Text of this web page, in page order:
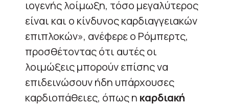
ιογενής λοίμωξη, τόσο μεγαλύτερος
είναι και ο κίνδυνος καρδιαγγειακών
επιπλοκών», ανέφερε ο Ρόμπερτς,
προσθέτοντας ότι αυτές οι
λοιμώξεις μπορούν επίσης να
επιδεινώσουν ήδη υπάρχουσες
καρδιοπάθειες, όπως η καρδιακή